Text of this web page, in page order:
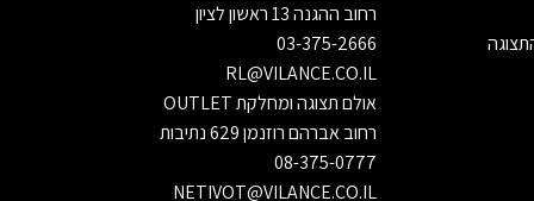
רחוב ההגנה 13 ראשון לציון
03-375-2666
RL@VILANCE.CO.IL
אולם תצוגה ומחלקת OUTLET
רחוב אברהם רוזנמן 629 נתיבות
08-375-0777
NETIVOT@VILANCE.CO.IL